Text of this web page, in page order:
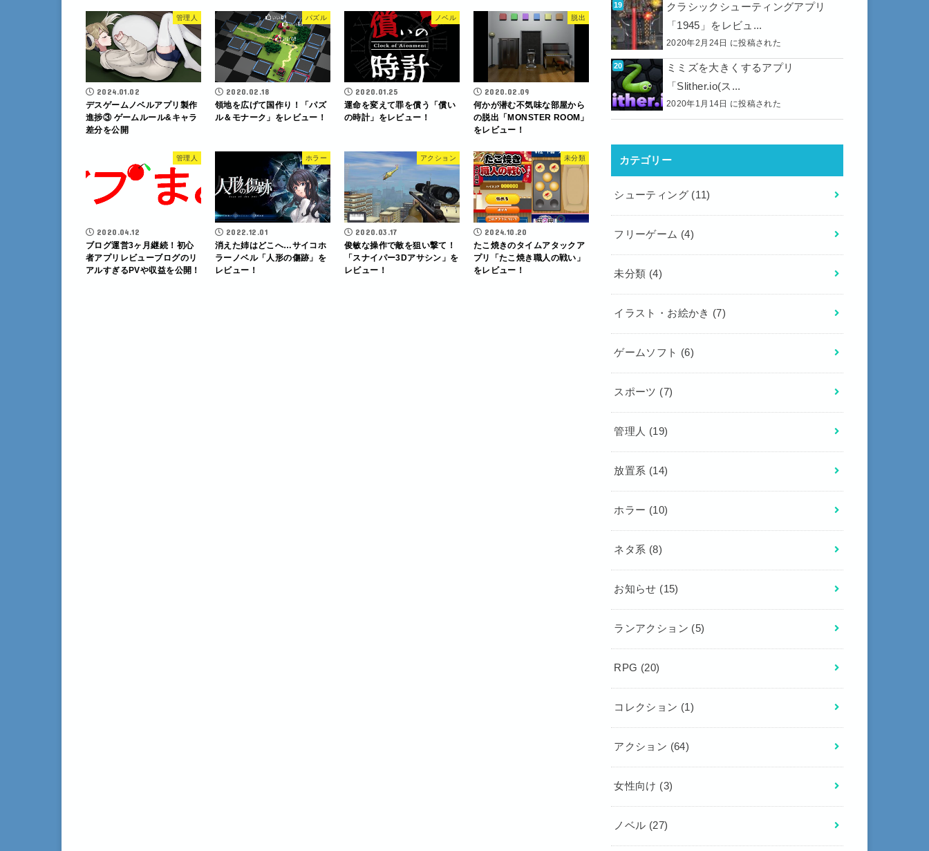
管理人
2024.01.02
デスゲームノベルアプリ製作
進捗③ ゲームルール&キャラ
差分を公開
パズル
2020.02.18
領地を広げて国作り！「パズ
ル＆モナーク」をレビュー！
ノベル
2020.01.25
運命を変えて罪を償う「償い
の時計」をレビュー！
脱出
2020.02.09
何かが潜む不気味な部屋から
の脱出「MONSTER ROOM」
をレビュー！
管理人
2020.04.12
ブログ運営3ヶ月継続！初心
者アプリレビューブログのリ
アルすぎるPVや収益を公開！
ホラー
2022.12.01
消えた姉はどこへ…サイコホ
ラーノベル「人形の傷跡」を
レビュー！
アクション
2020.03.17
俊敏な操作で敵を狙い撃て！
「スナイパー3Dアサシン」を
レビュー！
未分類
2024.10.20
たこ焼きのタイムアタックア
プリ「たこ焼き職人の戦い」
をレビュー！
クラシックシューティングアプリ
「1945」をレビュ...
2020年2月24日 に投稿された
ミミズを大きくするアプリ
「Slither.io(ス...
2020年1月14日 に投稿された
カテゴリー
シューティング (11)
フリーゲーム (4)
未分類 (4)
イラスト・お絵かき (7)
ゲームソフト (6)
スポーツ (7)
管理人 (19)
放置系 (14)
ホラー (10)
ネタ系 (8)
お知らせ (15)
ランアクション (5)
RPG (20)
コレクション (1)
アクション (64)
女性向け (3)
ノベル (27)